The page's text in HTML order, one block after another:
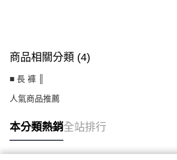
商品相關分類 (4)
■ 長 褲 ║
人氣商品推薦
本分類熱銷全站排行